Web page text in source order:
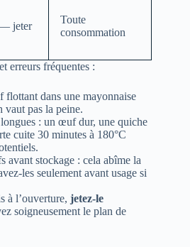
jeter
Toute
consommation
erreurs fréquentes :
flottant dans une mayonnaise
vaut pas la peine.
: un œuf dur, une quiche
cuite 30 minutes à 180°C
avant stockage : cela abîme la
les seulement avant usage si
à l’ouverture, jetez-le
soigneusement le plan de